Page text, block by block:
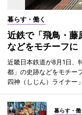
暮らす・働く
近鉄で「飛鳥・
などをモチーフに
近畿日本鉄道が8月1日、
都」の史跡などをモチー
四神（しじん）ライナー
暮らす・働